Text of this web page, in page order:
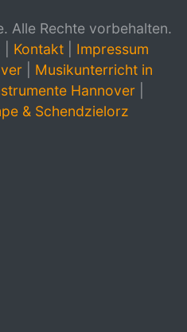
Rechte vorbehalten.
Kontakt
Impressum
Musikunterricht in
Hannover
& Schendzielorz